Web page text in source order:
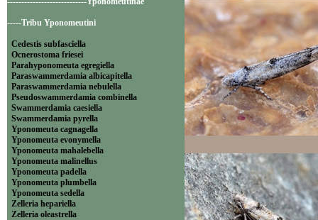
-----Tribu Yponomeutini
Cedestis subfasciella
Ocnerostoma friesei
Parahyponomeuta egregiella
Paraswammerdamia albicapitella
Paraswammerdamia nebulella
Pseudoswammerdamia combinella
Swammerdamia caesiella
Swammerdamia pyrella
Yponomeuta cagnagella
Yponomeuta evonymella
Yponomeuta mahalebella
Yponomeuta malinellus
Yponomeuta padella
Yponomeuta plumbella
Yponomeuta sedella
Zelleria hepariella
Zelleria oleastrella